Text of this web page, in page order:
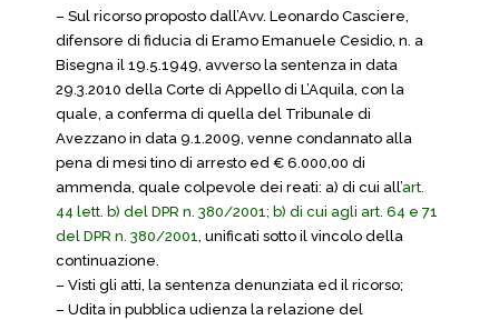
– Sul ricorso proposto dall’Avv. Leonardo Casciere,
difensore di fiducia di Eramo Emanuele Cesidio, n. a
Bisegna il 19.5.1949, avverso la sentenza in data
29.3.2010 della Corte di Appello di L’Aquila, con la
quale, a conferma di quella del Tribunale di
Avezzano in data 9.1.2009, venne condannato alla
pena di mesi tino di arresto ed € 6.000,00 di
ammenda, quale colpevole dei reati: a) di cui all’art.
44 lett. b) del DPR n. 380/2001; b) di cui agli art. 64 e 71
del DPR n. 380/2001, unificati sotto il vincolo della
continuazione.
– Visti gli atti, la sentenza denunziata ed il ricorso;
– Udita in pubblica udienza la relazione del